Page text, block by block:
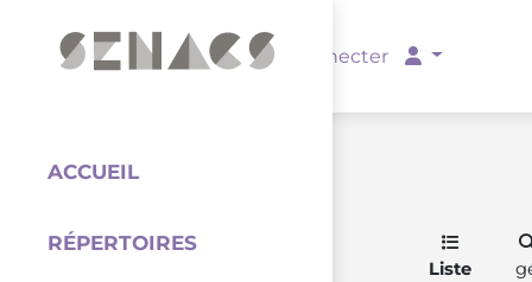
Se connecter
ACCUEIL
RÉPERTOIRES
Liste